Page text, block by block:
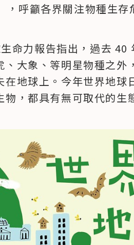
，呼籲各界關注物種生存
命力報告指出，過去 40
、大象、等明星物種之
在地球上。今年世界地
物，都具有無可取代的生